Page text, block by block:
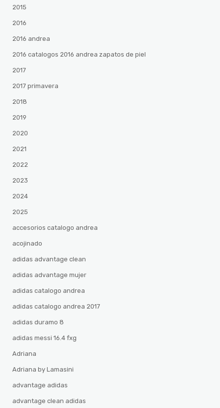
2015
2016
2016 andrea
2016 catalogos 2016 andrea zapatos de piel
2017
2017 primavera
2018
2019
2020
2021
2022
2023
2024
2025
accesorios catalogo andrea
acojinado
adidas advantage clean
adidas advantage mujer
adidas catalogo andrea
adidas catalogo andrea 2017
adidas duramo 8
adidas messi 16.4 fxg
Adriana
Adriana by Lamasini
advantage adidas
advantage clean adidas